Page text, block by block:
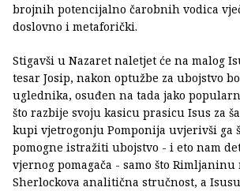
brojnih potencijalno čarobnih vodica
doslovno i metaforički.
Stigavši u Nazaret naletjet će na malog
tesar Josip, nakon optužbe za ubojstvo
uglednika, osuđen na tada jako
što razbije svoju kasicu prasicu Isus za
kupi vjetrogonju Pomponija uvjerivši ga
pomogne istražiti ubojstvo - i eto nam
vjernog pomagača - samo što Rimljaninu
Sherlockova analitična stručnost, a